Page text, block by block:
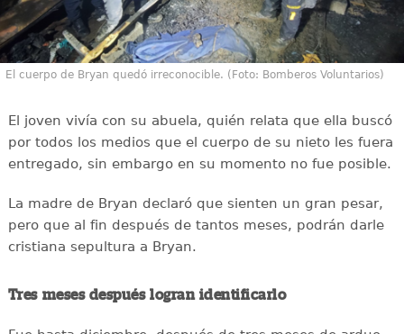
El cuerpo de Bryan quedó irreconocible. (Foto: Bomberos Voluntarios)
El joven vivía con su abuela, quién relata que ella buscó
por todos los medios que el cuerpo de su nieto les fuera
entregado, sin embargo en su momento no fue posible.
La madre de Bryan declaró que sienten un gran pesar,
pero que al fin después de tantos meses, podrán darle
cristiana sepultura a Bryan.
Tres meses después logran identificarlo